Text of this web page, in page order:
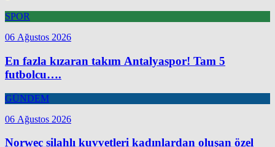
SPOR
06 Ağustos 2026
En fazla kızaran takım Antalyaspor! Tam 5
futbolcu….
GÜNDEM
06 Ağustos 2026
Norweç silahlı kuvvetleri kadınlardan oluşan özel